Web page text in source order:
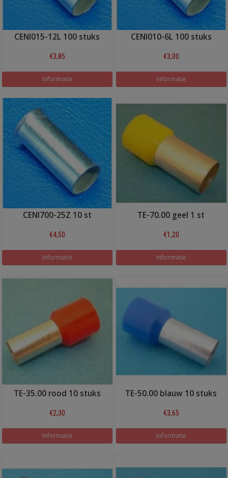
CENI015-12L 100 stuks
€3,85
Informatie
CENI010-6L 100 stuks
€3,00
Informatie
CENI700-25Z 10 st
€4,50
Informatie
TE-70.00 geel 1 st
€1,20
Informatie
TE-35.00 rood 10 stuks
€2,30
Informatie
TE-50.00 blauw 10 stuks
€3,65
Informatie